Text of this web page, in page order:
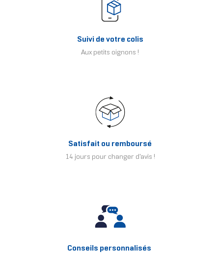
Suivi de votre colis
Aux petits oignons !
Satisfait ou remboursé
14 jours pour changer d'avis !
Conseils personnalisés